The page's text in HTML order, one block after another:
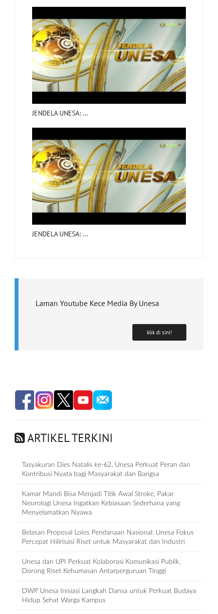
JENDELA UNESA: ...
JENDELA UNESA: ...
Laman Youtube Kece Media By Unesa
klik di sini!
ARTIKEL TERKINI
Tasyakuran Dies Natalis ke-62, Unesa Perkuat Peran dan
Kontribusi Nyata bagi Masyarakat dan Bangsa
Kamar Mandi Bisa Menjadi Titik Awal Stroke, Pakar
Neurologi Unesa Ingatkan Kebiasaan Sederhana yang
Menyelamatkan Nyawa
Belasan Proposal Lolos Pendanaan Nasional: Unesa Fokus
Percepat Hilirisasi Riset untuk Masyarakat dan Industri
Unesa dan UPI Perkuat Kolaborasi Komunikasi Publik,
Dorong Riset Kehumasan Antarperguruan Tinggi
DWP Unesa Inisiasi Langkah Dansa untuk Perkuat Budaya
Hidup Sehat Warga Kampus